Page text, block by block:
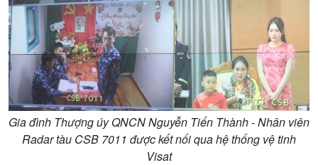
Kinh tế
Tin Kinh tế
Trước giờ mở cửa
Dòng chảy Kinh tế
Sức sống hàng Việt
Nông nghiệp & Biển đảo
Tin Nông nghiệp & Biển
đảo
Mùa vàng
Biển đảo Việt Nam
Tâm tình biên giới và hải
Gia đình Thượng úy QNCN Nguyễn Tiến Thành - Nhân viên
Radar tàu CSB 7011 được kết nối qua hệ thống vệ tinh
Visat